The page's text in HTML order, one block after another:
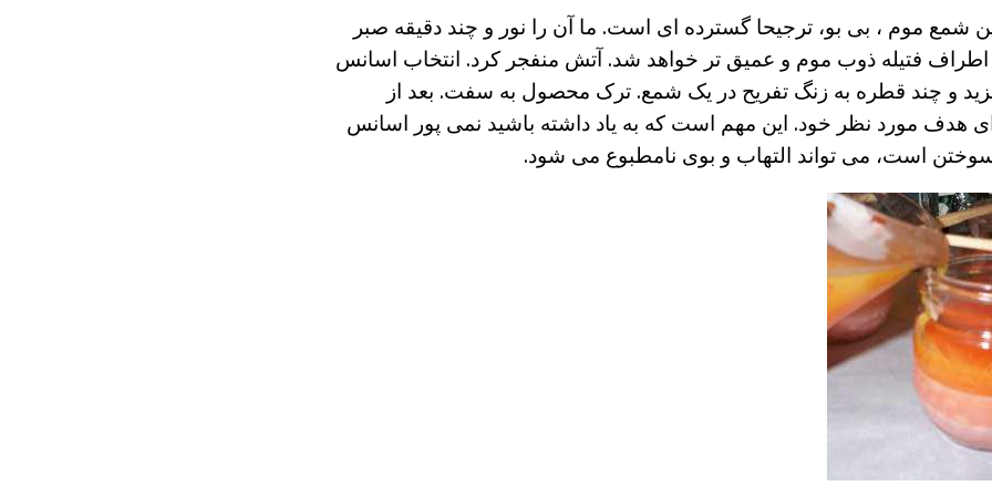
شمع موم ، بی بو، ترجیحا گسترده ای است. ما آن را نور و چند دقیقه صبر
اطراف فتیله ذوب موم و عمیق تر خواهد شد. آتش منفجر کرد. انتخاب اسانس
و چند قطره به زنگ تفریح در یک شمع. ترک محصول به سفت. بعد از
هدف مورد نظر خود. این مهم است که به یاد داشته باشید نمی پور اسانس
است، می تواند التهاب و بوی نامطبوع می شود.